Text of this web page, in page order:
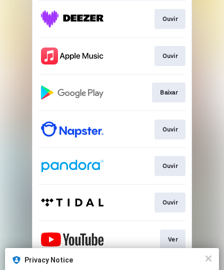
Ouvir
Ouvir
Baixar
Ouvir
Ouvir
Ouvir
Ver
Privacy Notice